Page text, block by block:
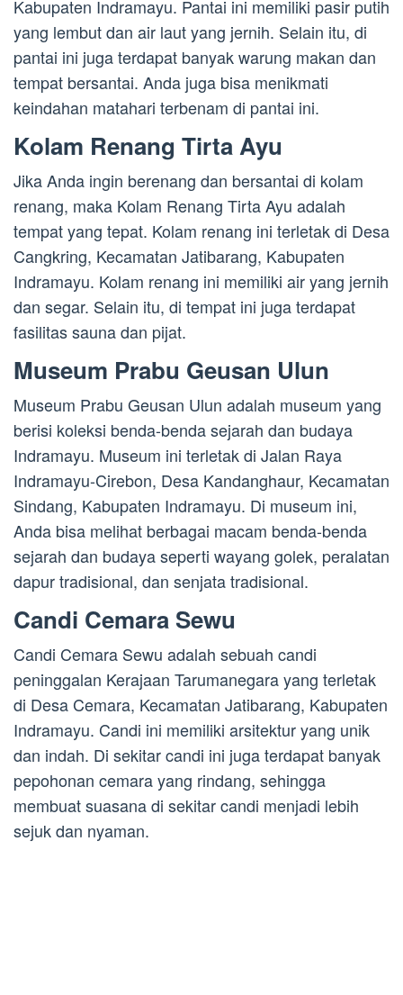
Kabupaten Indramayu. Pantai ini memiliki pasir putih
yang lembut dan air laut yang jernih. Selain itu, di
pantai ini juga terdapat banyak warung makan dan
tempat bersantai. Anda juga bisa menikmati
keindahan matahari terbenam di pantai ini.
Kolam Renang Tirta Ayu
Jika Anda ingin berenang dan bersantai di kolam
renang, maka Kolam Renang Tirta Ayu adalah
tempat yang tepat. Kolam renang ini terletak di Desa
Cangkring, Kecamatan Jatibarang, Kabupaten
Indramayu. Kolam renang ini memiliki air yang jernih
dan segar. Selain itu, di tempat ini juga terdapat
fasilitas sauna dan pijat.
Museum Prabu Geusan Ulun
Museum Prabu Geusan Ulun adalah museum yang
berisi koleksi benda-benda sejarah dan budaya
Indramayu. Museum ini terletak di Jalan Raya
Indramayu-Cirebon, Desa Kandanghaur, Kecamatan
Sindang, Kabupaten Indramayu. Di museum ini,
Anda bisa melihat berbagai macam benda-benda
sejarah dan budaya seperti wayang golek, peralatan
dapur tradisional, dan senjata tradisional.
Candi Cemara Sewu
Candi Cemara Sewu adalah sebuah candi
peninggalan Kerajaan Tarumanegara yang terletak
di Desa Cemara, Kecamatan Jatibarang, Kabupaten
Indramayu. Candi ini memiliki arsitektur yang unik
dan indah. Di sekitar candi ini juga terdapat banyak
pepohonan cemara yang rindang, sehingga
membuat suasana di sekitar candi menjadi lebih
sejuk dan nyaman.